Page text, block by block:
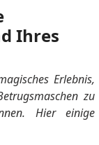
Ihres
Erlebnis,
zu
Hier einige